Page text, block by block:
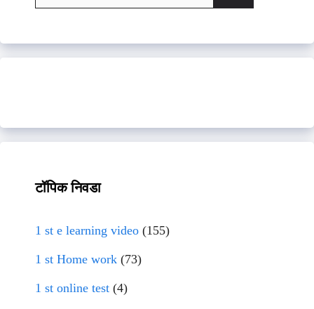
for:
टॉपिक निवडा
1 st e learning video (155)
1 st Home work (73)
1 st online test (4)